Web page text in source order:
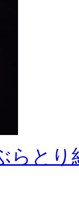
らとり